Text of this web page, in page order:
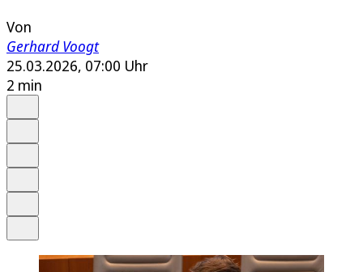
Von
Gerhard Voogt
25.03.2026, 07:00 Uhr
2 min